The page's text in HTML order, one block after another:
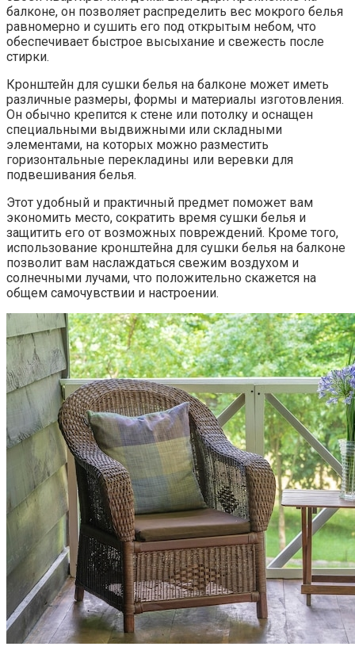
балконе, он позволяет распределить вес мокрого белья
равномерно и сушить его под открытым небом, что
обеспечивает быстрое высыхание и свежесть после
стирки.​
Кронштейн для сушки белья на балконе может иметь
различные размеры, формы и материалы изготовления.​
Он обычно крепится к стене или потолку и оснащен
специальными выдвижными или складными
элементами, на которых можно разместить
горизонтальные перекладины или веревки для
подвешивания белья.​
Этот удобный и практичный предмет поможет вам
экономить место, сократить время сушки белья и
защитить его от возможных повреждений.​ Кроме того,
использование кронштейна для сушки белья на балконе
позволит вам наслаждаться свежим воздухом и
солнечными лучами, что положительно скажется на
общем самочувствии и настроении.​